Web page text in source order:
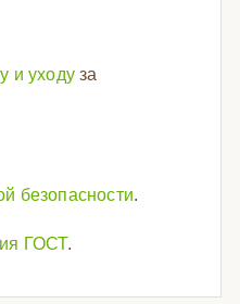
и уходу за
безопасности.
ГОСТ.